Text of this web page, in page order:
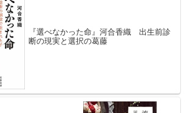
『選べなかった命』河合香織 出生前診
断の現実と選択の葛藤